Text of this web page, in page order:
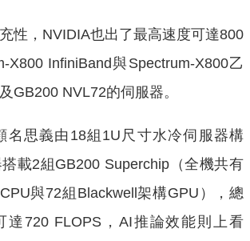
性，NVIDIA也出了最高速度可達800
X800 InfiniBand與Spectrum-X800乙
GB200 NVL72的伺服器。
名思義由18組1U尺寸水冷伺服器構
載2組GB200 Superchip（全機共有
與72組Blackwell架構GPU），總
達720 FLOPS，AI推論效能則上看